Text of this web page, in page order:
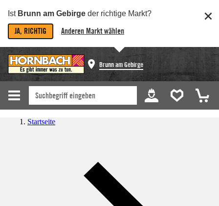
Ist Brunn am Gebirge der richtige Markt?
JA, RICHTIG Anderen Markt wählen
Brunn am Gebirge
Startseite